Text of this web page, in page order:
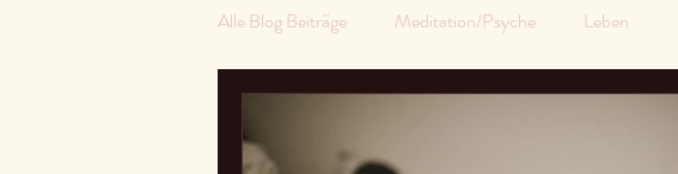
Alle Blog Beiträge Meditation/Psyche Leben